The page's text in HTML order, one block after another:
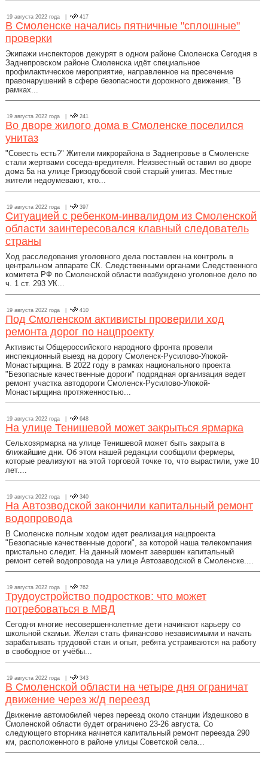
19 августа 2022 года | 417
В Смоленске начались пятничные "сплошные"
проверки
Экипажи инспекторов дежурят в одном районе Смоленска Сегодня в
Заднепровском районе Смоленска идёт специальное
профилактическое мероприятие, направленное на пресечение
правонарушений в сфере безопасности дорожного движения. "В
рамках...
19 августа 2022 года | 241
Во дворе жилого дома в Смоленске поселился
унитаз
"Совесть есть?" Жители микрорайона в Заднепровье в Смоленске
стали жертвами соседа-вредителя. Неизвестный оставил во дворе
дома 5а на улице Гризодубовой свой старый унитаз. Местные
жители недоумевают, кто...
19 августа 2022 года | 397
Ситуацией с ребенком-инвалидом из Смоленской
области заинтересовался клавный следователь
страны
Ход расследования уголовного дела поставлен на контроль в
центральном аппарате СК. Следственными органами Следственного
комитета РФ по Смоленской области возбуждено уголовное дело по
ч. 1 ст. 293 УК...
19 августа 2022 года | 410
Под Смоленском активисты проверили ход
ремонта дорог по нацпроекту
Активисты Общероссийского народного фронта провели
инспекционный выезд на дорогу Смоленск-Русилово-Упокой-
Монастырщина. В 2022 году в рамках национального проекта
"Безопасные качественные дороги" подрядная организация ведет
ремонт участка автодороги Смоленск-Русилово-Упокой-
Монастырщина протяженностью...
19 августа 2022 года | 648
На улице Тенишевой может закрыться ярмарка
Сельхозярмарка на улице Тенишевой может быть закрыта в
ближайшие дни. Об этом нашей редакции сообщили фермеры,
которые реализуют на этой торговой точке то, что вырастили, уже 10
лет....
19 августа 2022 года | 340
На Автозводской закончили капитальный ремонт
водопровода
В Смоленске полным ходом идет реализация нацпроекта
"Безопасные качественные дороги", за которой наша телекомпания
пристально следит. На данный момент завершен капитальный
ремонт сетей водопровода на улице Автозаводской в Смоленске....
19 августа 2022 года | 762
Трудоустройство подростков: что может
потребоваться в МВД
Сегодня многие несовершеннолетние дети начинают карьеру со
школьной скамьи. Желая стать финансово независимыми и начать
зарабатывать трудовой стаж и опыт, ребята устраиваются на работу
в свободное от учёбы...
19 августа 2022 года | 343
В Смоленской области на четыре дня ограничат
движение через ж/д переезд
Движение автомобилей через переезд около станции Издешково в
Смоленской области будет ограничено 23-26 августа. Со
следующего вторника начнется капитальный ремонт переезда 290
км, расположенного в районе улицы Советской села...